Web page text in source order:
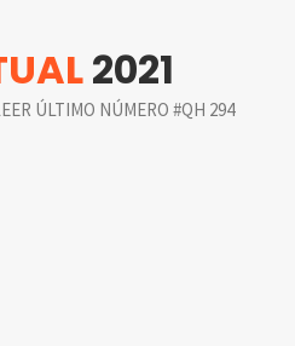
2021
ÚLTIMO NÚMERO #QH 294